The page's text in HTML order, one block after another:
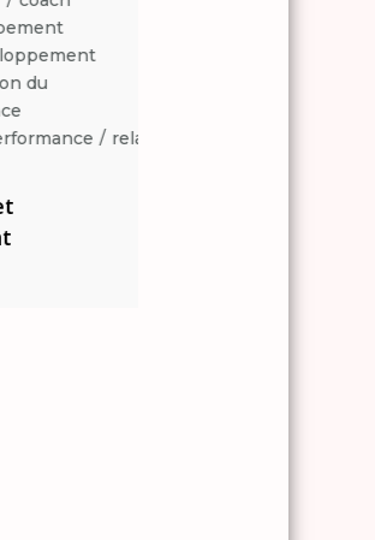
du
relaxation